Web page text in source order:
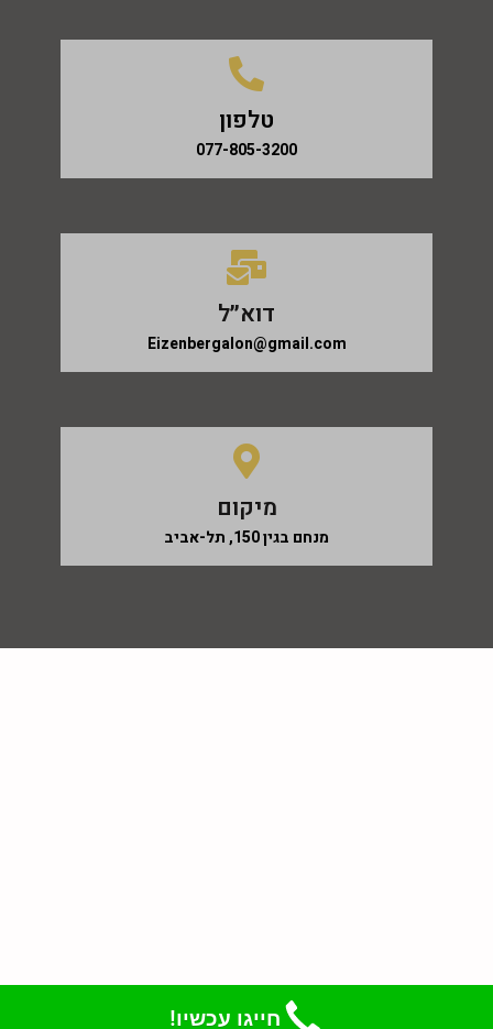
טלפון
077-805-3200
דוא״ל
Eizenbergalon@gmail.com
מיקום
מנחם בגין 150, תל-אביב
חייגו עכשיו!